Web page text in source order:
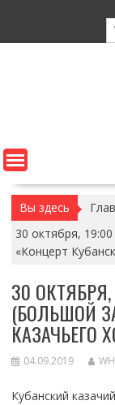
содержимому
Вы здесь
30 октября,
«Концерт
30
(БОЛЬШОЙ
КАЗАЧЬЕГО
04.09.2019
Кубанский